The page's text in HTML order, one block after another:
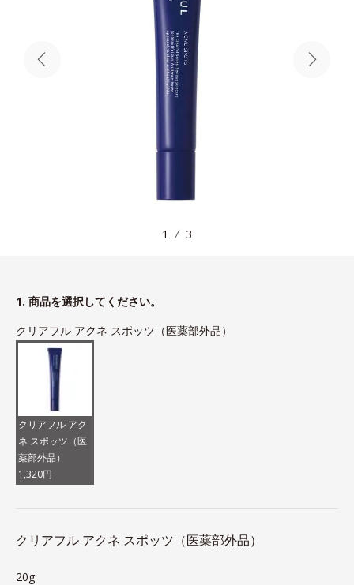
1 3
1. 商品を選択してください。
クリアフル アクネ スポッツ（医薬部外品）
クリアフル アク
ネ スポッツ（医
薬部外品）
1,320円
クリアフル アクネ スポッツ（医薬部外品）
20g